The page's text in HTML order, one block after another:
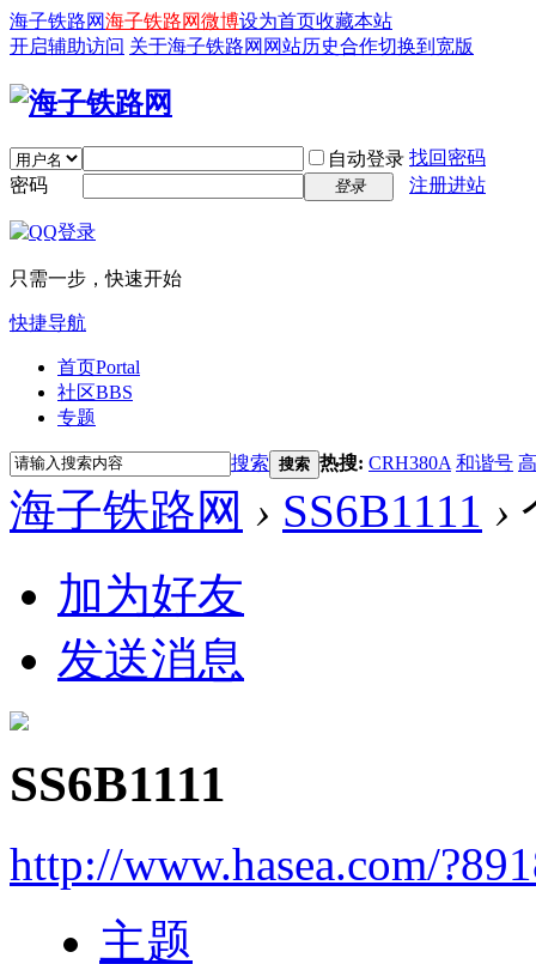
海子铁路网海子铁路网微博设为首页收藏本站
开启辅助访问 关于海子铁路网 网站历史合作切换到宽版
自动登录 找回密码
密码
登录 注册进站
只需一步，快速开始
快捷导航
首页Portal
社区BBS
专题
搜索 搜索 热搜: CRH380A 和谐号
海子铁路网 › SS6B1111 ›
加为好友
发送消息
SS6B1111
http://www.hasea.com/
主题